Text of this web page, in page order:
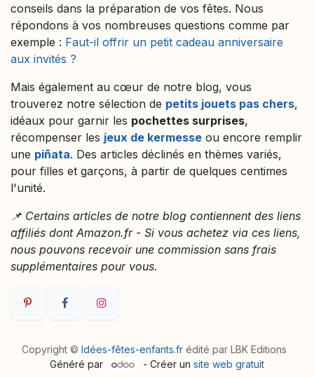
conseils dans la préparation de vos fêtes. Nous
répondons à vos nombreuses questions comme par
exemple : Faut-il offrir un petit cadeau anniversaire
aux invités ?
Mais également au cœur de notre blog, vous
trouverez notre sélection de petits jouets pas chers,
idéaux pour garnir les pochettes surprises,
récompenser les jeux de kermesse ou encore remplir
une piñata. Des articles déclinés en thèmes variés,
pour filles et garçons, à partir de quelques centimes
l'unité.
📌 Certains articles de notre blog contiennent des liens
affiliés dont Amazon.fr - Si vous achetez via ces liens,
nous pouvons recevoir une commission sans frais
supplémentaires pour vous.
Copyright © Idées-fêtes-enfants.fr édité par LBK Editions
Généré par
- Créer un site web gratuit